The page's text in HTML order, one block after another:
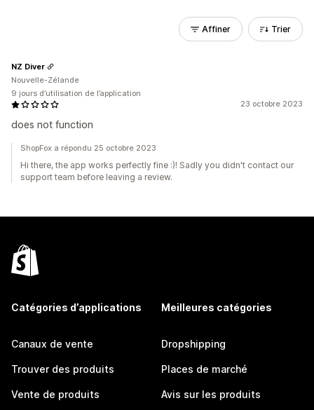
Affiner Trier
23 octobre 2023
does not function
NZ Diver
Nouvelle-Zélande
9 jours d’utilisation de l’application
ShopFox a répondu 25 octobre 2023
Hi there, the app works perfectly fine :)! Sadly you didn't contact our
support team before leaving a review.
Catégories d’applications
Canaux de vente
Trouver des produits
Vente de produits
Meilleures catégories
Dropshipping
Places de marché
Avis sur les produits